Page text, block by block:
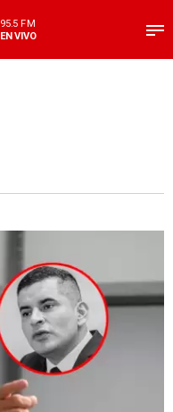
95.5 FM
EN VIVO